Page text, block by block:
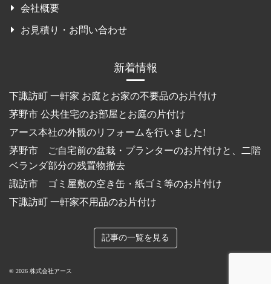
会社概要
お見積り・お問い合わせ
新着情報
下諏訪町 一軒家 お庭とお家の不要品のお片付け
茅野市 公共住宅のお部屋とお庭の片付け
アース本社の外観のリフォームを行いました!
茅野市 ご自宅前の盆栽・プランターのお片付けと、二階
ベランダ部分の残置物撤去
諏訪市 ゴミ屋敷の空き缶・紙ゴミ等のお片付け
下諏訪町 一軒家不用品のお片付け
記事の一覧を見る
© 2026 株式会社アース